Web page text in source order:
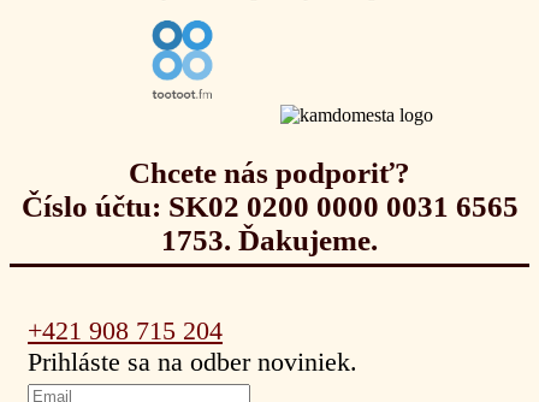
Chcete nás podporiť?
Číslo účtu: SK02 0200 0000 0031 6565
1753. Ďakujeme.
+421 908 715 204
Prihláste sa na odber noviniek.